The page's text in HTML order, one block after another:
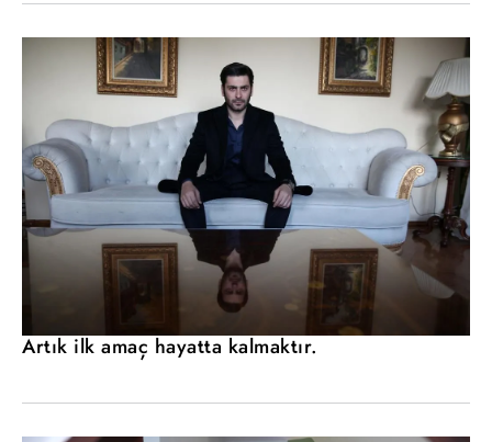
Artık ilk amaç hayatta kalmaktır.